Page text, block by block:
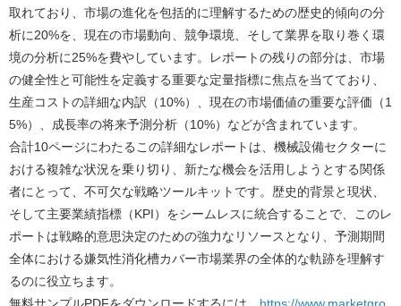
取れており、市場の進化を包括的に理解するための歴史的傾向の分
析に20%を、現在の市場動向、競争環境、そして業界を取り巻く環
境の分析に25%を費やしています。レポートの残りの部分は、市場
の健全性と可能性を定義する重要な定量指標に焦点を当てており、
生産コストの詳細な内訳（10%）、現在の市場価値の重要な評価（1
5%）、成長率の将来予測分析（10%）などが含まれています。
合計10ページにわたるこの詳細なレポートは、機械設備セクターに
おける複雑な状況を乗り切り、新たな機会を活用しようとする関係
者にとって、不可欠な戦略ツールキットです。歴史的背景と現状、
そして主要業績指標（KPI）をシームレスに統合することで、このレ
ポートは戦略的意思決定のための強力なリソースとなり、予測期間
全体における嫌気性消化槽カバー市場業界の全体的な軌跡を理解す
るのに役立ちます。
無料サンプルPDFをダウンロードするには、 https://www.marketgro